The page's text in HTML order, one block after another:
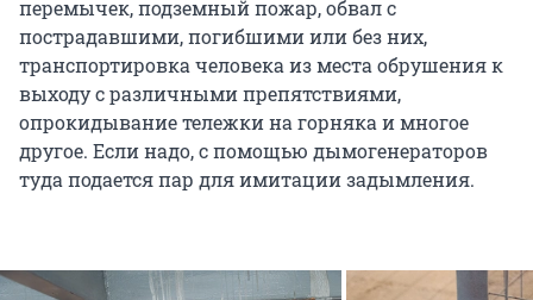
перемычек, подземный пожар, обвал с
пострадавшими, погибшими или без них,
транспортировка человека из места обрушения к
выходу с различными препятствиями,
опрокидывание тележки на горняка и многое
другое. Если надо, с помощью дымогенераторов
туда подается пар для имитации задымления.